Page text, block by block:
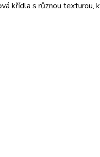
křídla s různou texturou,